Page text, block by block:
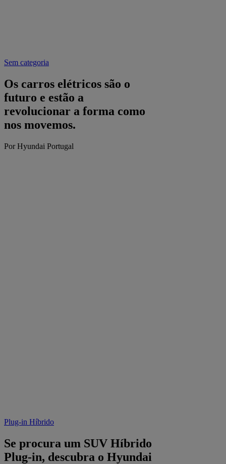
Sem categoria
Os carros elétricos são o
futuro e estão a
revolucionar a forma como
nos movemos.
Por Hyundai Portugal
Plug-in Híbrido
Se procura um SUV Híbrido
Plug-in, descubra o Hyundai